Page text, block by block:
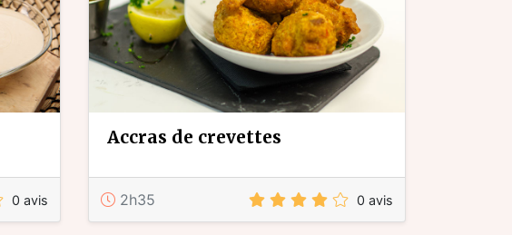
0 avis
accras de crevettes
2h35 0 avis